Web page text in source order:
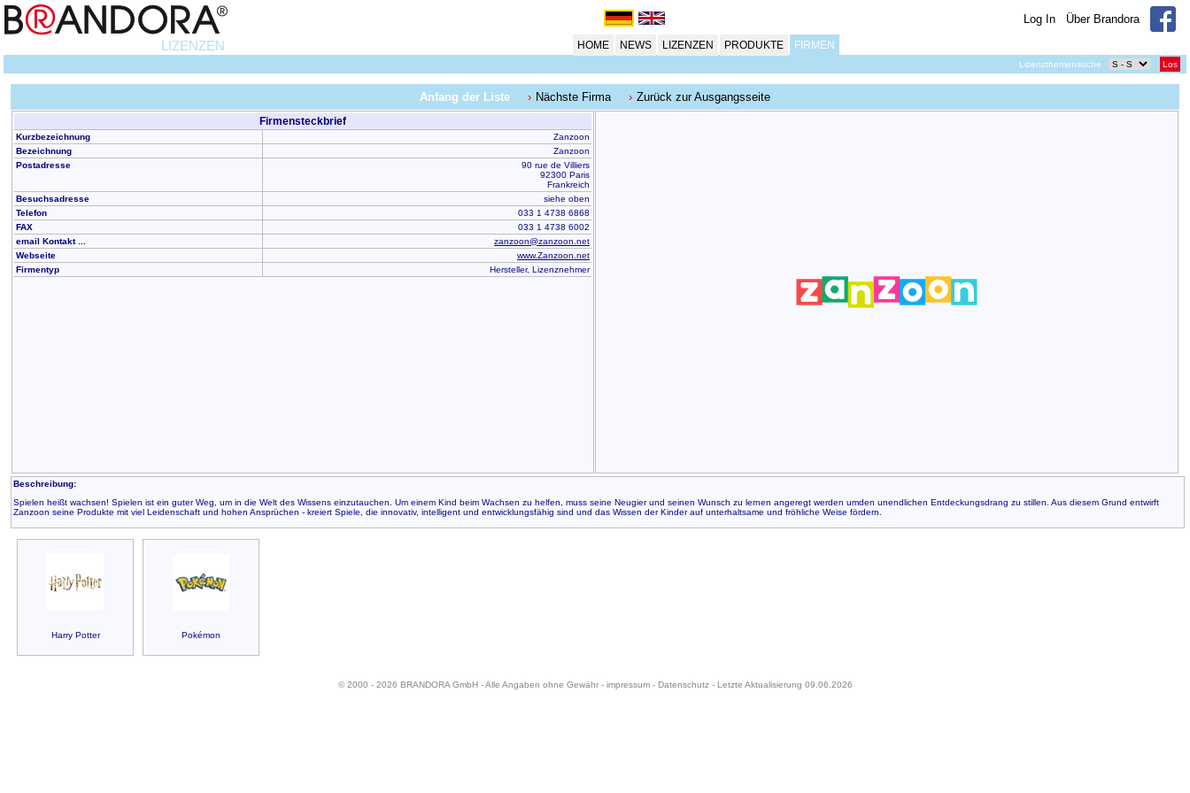
Log In Über Brandora
LIZENZEN HOME NEWS LIZENZEN PRODUKTE FIRMEN
Lizenzthemensuche Los
Anfang der Liste Nächste Firma Zurück zur Ausgangsseite
Firmensteckbrief
Kurzbezeichnung
Zanzoon
Bezeichnung
Zanzoon
Postadresse
90 rue de Villiers
92300 Paris
Frankreich
Besuchsadresse
siehe oben
Telefon
033 1 4738 6868
FAX
033 1 4738 6002
email Kontakt ...
zanzoon@zanzoon.net
Webseite
www.Zanzoon.net
Firmentyp
Hersteller, Lizenznehmer
Beschreibung:
Spielen heißt wachsen! Spielen ist ein guter Weg, um in die Welt des Wissens einzutauchen. Um einem Kind beim Wachsen zu helfen, muss seine Neugier und seinen Wunsch zu lernen angeregt werden umden unendlichen Entdeckungsdrang zu stillen. Aus diesem Grund entwirft
Zanzoon seine Produkte mit viel Leidenschaft und hohen Ansprüchen - kreiert Spiele, die innovativ, intelligent und entwicklungsfähig sind und das Wissen der Kinder auf unterhaltsame und fröhliche Weise fördern.
Harry Potter Pokémon
© 2000 - 2026 BRANDORA GmbH - Alle Angaben ohne Gewähr - impressum- Datenschutz- Letzte Aktualisierung 09.06.2026